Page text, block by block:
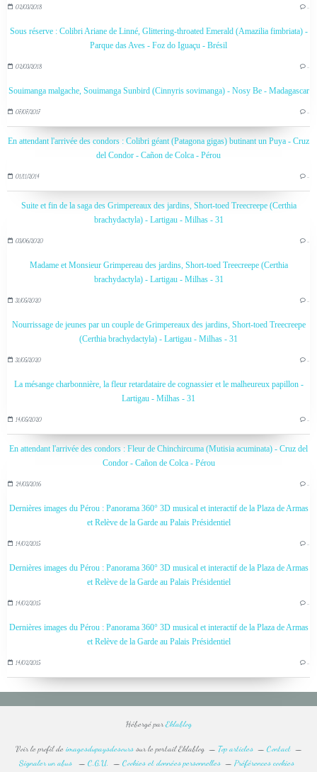
02/03/2018 …
Sous réserve : Colibri Ariane de Linné, Glittering-throated Emerald (Amazilia fimbriata) -
Parque das Aves - Foz do Iguaçu - Brésil
02/03/2018 …
Souimanga malgache, Souimanga Sunbird (Cinnyris sovimanga) - Nosy Be - Madagascar
07/07/2017 …
En attendant l'arrivée des condors : Colibri géant (Patagona gigas) butinant un Puya - Cruz
del Condor - Cañon de Colca - Pérou
01/11/2014 …
Suite et fin de la saga des Grimpereaux des jardins, Short-toed Treecreepe (Certhia
brachydactyla) - Lartigau - Milhas - 31
03/06/2020 …
Madame et Monsieur Grimpereau des jardins, Short-toed Treecreepe (Certhia
brachydactyla) - Lartigau - Milhas - 31
31/05/2020 …
Nourrissage de jeunes par un couple de Grimpereaux des jardins, Short-toed Treecreepe
(Certhia brachydactyla) - Lartigau - Milhas - 31
31/05/2020 …
La mésange charbonnière, la fleur retardataire de cognassier et le malheureux papillon -
Lartigau - Milhas - 31
14/05/2020 …
En attendant l'arrivée des condors : Fleur de Chinchircuma (Mutisia acuminata) - Cruz del
Condor - Cañon de Colca - Pérou
24/03/2016 …
Dernières images du Pérou : Panorama 360° 3D musical et interactif de la Plaza de Armas
et Relève de la Garde au Palais Présidentiel
14/02/2015 …
Dernières images du Pérou : Panorama 360° 3D musical et interactif de la Plaza de Armas
et Relève de la Garde au Palais Présidentiel
14/02/2015 …
Dernières images du Pérou : Panorama 360° 3D musical et interactif de la Plaza de Armas
et Relève de la Garde au Palais Présidentiel
14/02/2015 …
Hébergé parEklablog
Voir le profil de imagesdupaysdesourssur le portail Eklablog Top articles
Contact
Signaler un abus
C.G.U. Cookies et données personnelles Préférences cookies